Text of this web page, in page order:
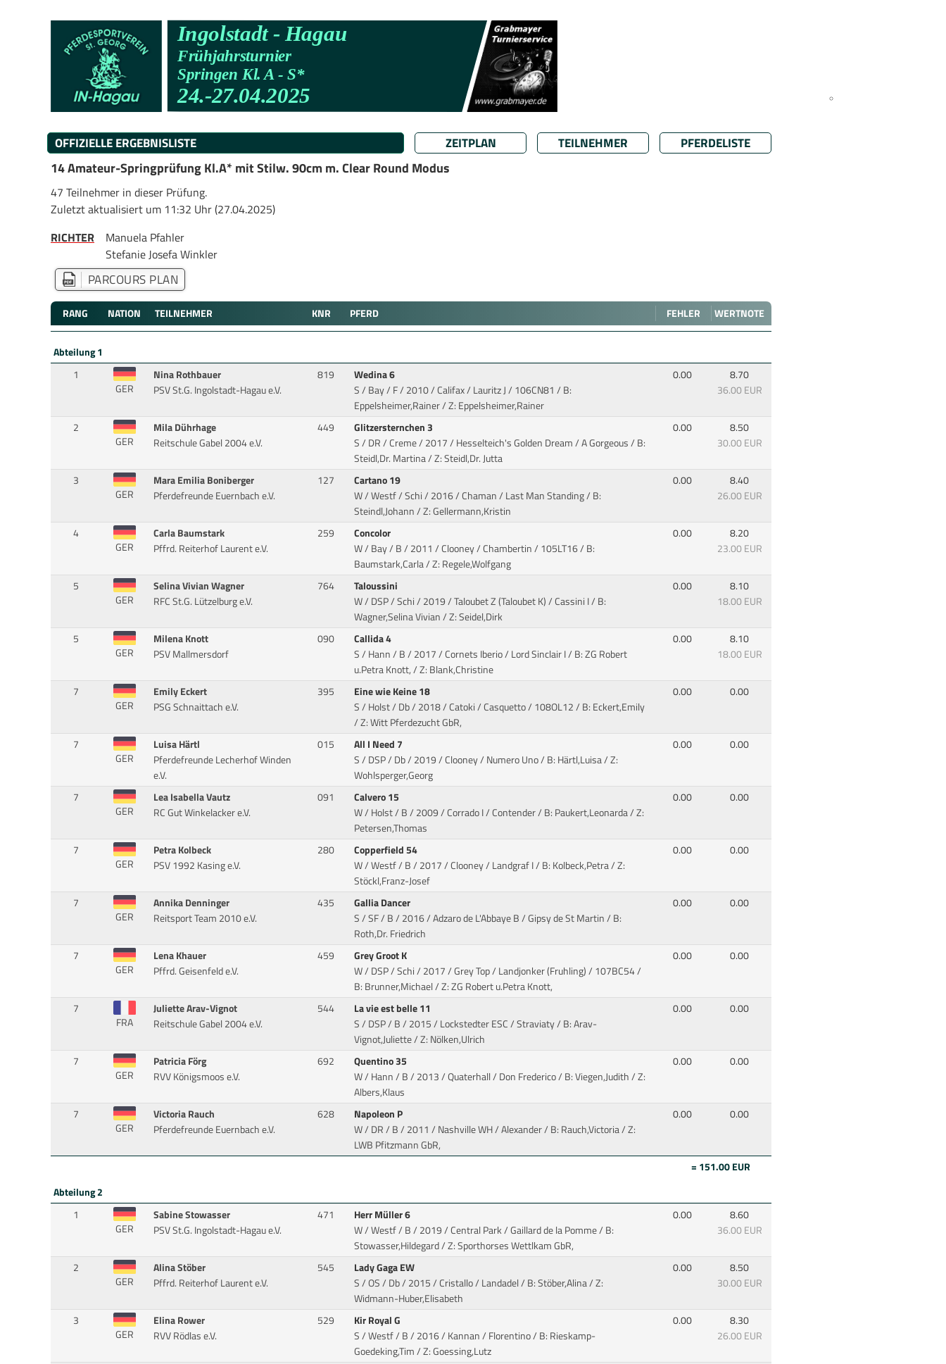
OFFIZIELLE ERGEBNISLISTE ZEITPLAN TEILNEHMER
PFERDELISTE
14 Amateur-Springprüfung Kl.A* mit Stilw. 90cm m. Clear Round Modus
47 Teilnehmer in dieser Prüfung.
Zuletzt aktualisiert um 11:32 Uhr (27.04.2025)
RICHTER
Manuela Pfahler
Stefanie Josefa Winkler
PARCOURS PLAN
RANG NATION TEILNEHMER KNR PFERD FEHLER WERTNOTE
Abteilung 1
1
GER
Nina Rothbauer
PSV St.G. Ingolstadt-Hagau e.V.
819
Wedina 6
S / Bay / F / 2010 / Califax / Lauritz J/ 106CN81 / B:
Eppelsheimer,Rainer / Z: Eppelsheimer,Rainer
0.00
8.70
36.00 EUR
2
GER
Mila Dührhage
Reitschule Gabel 2004 e.V.
449
Glitzersternchen 3
S / DR / Creme / 2017 / Hesselteich's Golden Dream / A Gorgeous/ B:
Steidl,Dr. Martina / Z: Steidl,Dr. Jutta
0.00
8.50
30.00 EUR
3
GER
Mara Emilia Boniberger
Pferdefreunde Euernbach e.V.
127
Cartano 19
W / Westf / Schi / 2016 / Chaman / Last Man Standing/ B:
Steindl,Johann / Z: Gellermann,Kristin
0.00
8.40
26.00 EUR
4
GER
Carla Baumstark
Pffrd. Reiterhof Laurent e.V.
259
Concolor
W / Bay / B / 2011 / Clooney / Chambertin/ 105LT16 / B:
Baumstark,Carla / Z: Regele,Wolfgang
0.00
8.20
23.00 EUR
5
GER
Selina Vivian Wagner
RFC St.G. Lützelburg e.V.
764
Taloussini
W / DSP / Schi / 2019 / Taloubet Z (Taloubet K) / Cassini I/ B:
Wagner,Selina Vivian / Z: Seidel,Dirk
0.00
8.10
18.00 EUR
5
GER
Milena Knott
PSV Mallmersdorf
090
Callida 4
S / Hann / B / 2017 / Cornets Iberio / Lord Sinclair I/ B: ZG Robert
u.Petra Knott, / Z: Blank,Christine
0.00
8.10
18.00 EUR
7
GER
Emily Eckert
PSG Schnaittach e.V.
395
Eine wie Keine 18
S / Holst / Db / 2018 / Catoki / Casquetto/ 108OL12 / B: Eckert,Emily
/ Z: Witt Pferdezucht GbR,
0.00 0.00
7
GER
Luisa Härtl
Pferdefreunde Lecherhof Winden
e.V.
015
All I Need 7
S / DSP / Db / 2019 / Clooney / Numero Uno/ B: Härtl,Luisa / Z:
Wohlsperger,Georg
0.00 0.00
7
GER
Lea Isabella Vautz
RC Gut Winkelacker e.V.
091
Calvero 15
W / Holst / B / 2009 / Corrado I / Contender/ B: Paukert,Leonarda / Z:
Petersen,Thomas
0.00 0.00
7
GER
Petra Kolbeck
PSV 1992 Kasing e.V.
280
Copperfield 54
W / Westf / B / 2017 / Clooney / Landgraf I/ B: Kolbeck,Petra / Z:
Stöckl,Franz-Josef
0.00 0.00
7
GER
Annika Denninger
Reitsport Team 2010 e.V.
435
Gallia Dancer
S / SF / B / 2016 / Adzaro de L'Abbaye B / Gipsy de St Martin/ B:
Roth,Dr. Friedrich
0.00 0.00
7
GER
Lena Khauer
Pffrd. Geisenfeld e.V.
459
Grey Groot K
W / DSP / Schi / 2017 / Grey Top / Landjonker (Fruhling)/ 107BC54 /
B: Brunner,Michael / Z: ZG Robert u.Petra Knott,
0.00 0.00
7
FRA
Juliette Arav-Vignot
Reitschule Gabel 2004 e.V.
544
La vie est belle 11
S / DSP / B / 2015 / Lockstedter ESC / Straviaty/ B: Arav-
Vignot,Juliette / Z: Nölken,Ulrich
0.00 0.00
7
GER
Patricia Förg
RVV Königsmoos e.V.
692
Quentino 35
W / Hann / B / 2013 / Quaterhall / Don Frederico/ B: Viegen,Judith / Z:
Albers,Klaus
0.00 0.00
7
GER
Victoria Rauch
Pferdefreunde Euernbach e.V.
628
Napoleon P
W / DR / B / 2011 / Nashville WH / Alexander/ B: Rauch,Victoria / Z:
LWB Pfitzmann GbR,
0.00 0.00
= 151.00 EUR
Abteilung 2
1
GER
Sabine Stowasser
PSV St.G. Ingolstadt-Hagau e.V.
471
Herr Müller 6
W / Westf / B / 2019 / Central Park / Gaillard de la Pomme/ B:
Stowasser,Hildegard / Z: Sporthorses Wettlkam GbR,
0.00
8.60
36.00 EUR
2
GER
Alina Stöber
Pffrd. Reiterhof Laurent e.V.
545
Lady Gaga EW
S / OS / Db / 2015 / Cristallo / Landadel/ B: Stöber,Alina / Z:
Widmann-Huber,Elisabeth
0.00
8.50
30.00 EUR
3
GER
Elina Rower
RVV Rödlas e.V.
529
Kir Royal G
S / Westf / B / 2016 / Kannan / Florentino/ B: Rieskamp-
Goedeking,Tim / Z: Goessing,Lutz
0.00
8.30
26.00 EUR